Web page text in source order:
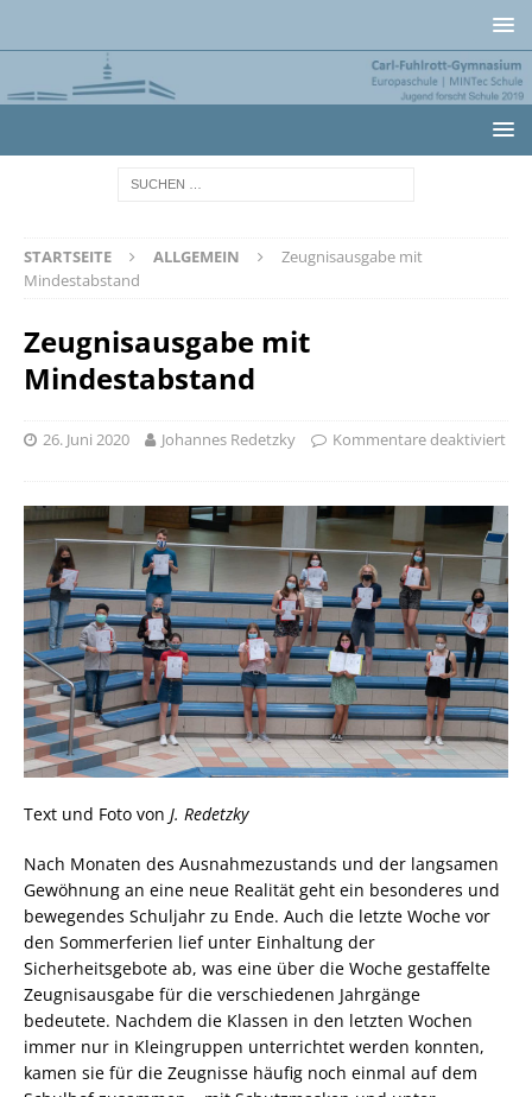
STARTSEITE ALLGEMEIN
Zeugnisausgabe mit
Mindestabstand
Zeugnisausgabe mit
Mindestabstand
26. Juni 2020 Johannes Redetzky Kommentare deaktiviert
Text und Foto von J. Redetzky
Nach Monaten des Ausnahmezustands und der langsamen
Gewöhnung an eine neue Realität geht ein besonderes und
bewegendes Schuljahr zu Ende. Auch die letzte Woche vor
den Sommerferien lief unter Einhaltung der
Sicherheitsgebote ab, was eine über die Woche gestaffelte
Zeugnisausgabe für die verschiedenen Jahrgänge
bedeutete. Nachdem die Klassen in den letzten Wochen
immer nur in Kleingruppen unterrichtet werden konnten,
kamen sie für die Zeugnisse häufig noch einmal auf dem